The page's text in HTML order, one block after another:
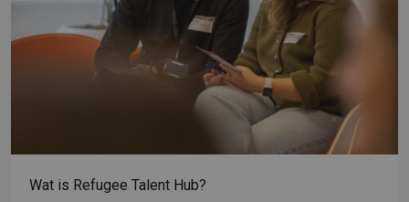
Wat is Refugee Talent Hub?